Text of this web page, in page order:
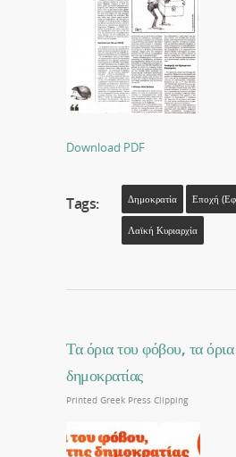
Download PDF
Tags: Δημοκρατία Εποχή
Λαϊκή Κυριαρχία
Τα όρια του φόβου, τα όρια
δημοκρατίας
Printed Greek Press Clipping